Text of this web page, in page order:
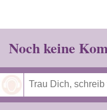
Noch keine